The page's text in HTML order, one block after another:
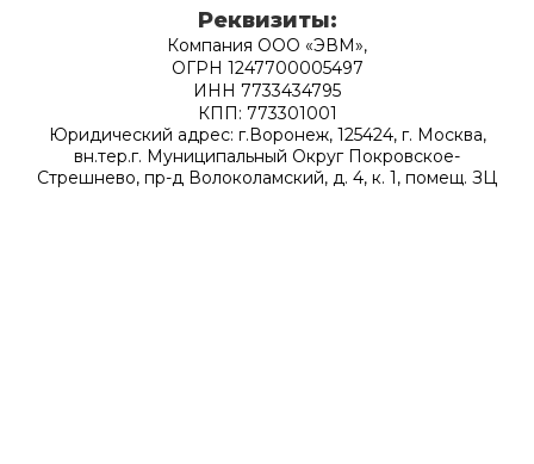
Реквизиты:
Компания ООО «ЭВМ»,
ОГРН 1247700005497
ИНН 7733434795
КПП: 773301001
Юридический адрес: г.Воронеж, 125424, г. Москва,
вн.тер.г. Муниципальный Округ Покровское-
Стрешнево, пр-д Волоколамский, д. 4, к. 1, помещ. ЗЦ